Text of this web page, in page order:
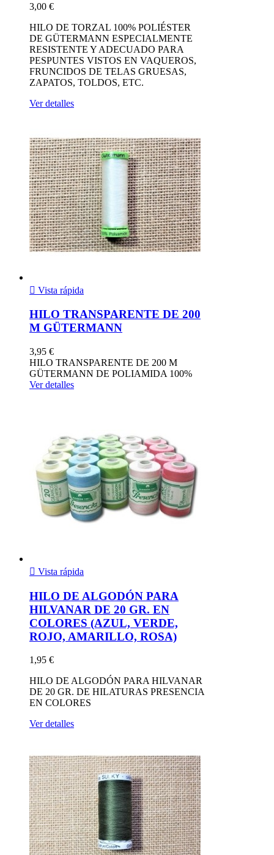
3,00 €
HILO DE TORZAL 100% POLIÉSTER
DE GÜTERMANN ESPECIALMENTE
RESISTENTE Y ADECUADO PARA
PESPUNTES VISTOS EN VAQUEROS,
FRUNCIDOS DE TELAS GRUESAS,
ZAPATOS, TOLDOS, ETC.
Ver detalles
 Vista rápida
HILO TRANSPARENTE DE 200
M GÜTERMANN
3,95 €
HILO TRANSPARENTE DE 200 M
GÜTERMANN DE POLIAMIDA 100%
Ver detalles
 Vista rápida
HILO DE ALGODÓN PARA
HILVANAR DE 20 GR. EN
COLORES (AZUL, VERDE,
ROJO, AMARILLO, ROSA)
1,95 €
HILO DE ALGODÓN PARA HILVANAR
DE 20 GR. DE HILATURAS PRESENCIA
EN COLORES
Ver detalles